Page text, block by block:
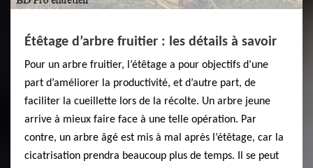
Étêtage d’arbre fruitier : les détails à savoir
Pour un arbre fruitier, l’étêtage a pour objectifs d’une
part d’améliorer la productivité, et d’autre part, de
faciliter la cueillette lors de la récolte. Un arbre jeune
arrive à mieux faire face à une telle opération. Par
contre, un arbre âgé est mis à mal après l’étêtage, car la
cicatrisation prendra beaucoup plus de temps. Il se peut